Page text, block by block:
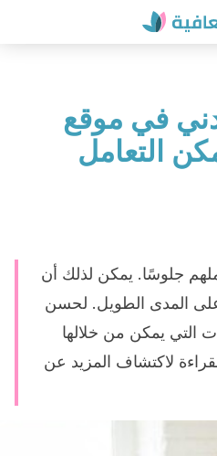
في موقع
التعامل
جلوسًا. يمكن لذلك أن
المدى الطويل. لحسن
التي يمكن من خلالها
لاكتشاف المزيد عن